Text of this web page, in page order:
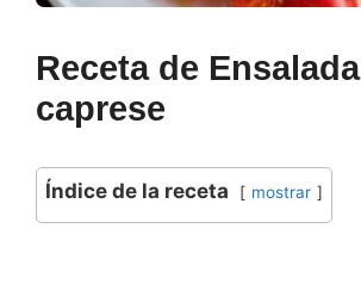
Receta de Ensalada
caprese
Índice de la receta mostrar